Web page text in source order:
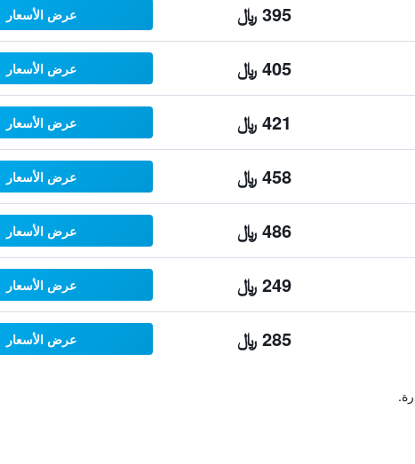
395 ﷼ عرض الأسعار
405 ﷼ عرض الأسعار
421 ﷼ عرض الأسعار
458 ﷼ عرض الأسعار
486 ﷼ عرض الأسعار
249 ﷼ عرض الأسعار
285 ﷼ عرض الأسعار